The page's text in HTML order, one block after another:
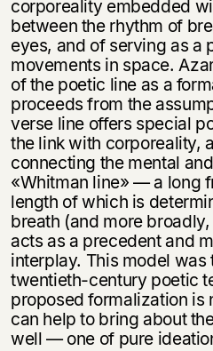
corporeality embedded
between the rhythm of
eyes, and of serving as a
movements in space.
of the poetic line as a
proceeds from the
verse line offers special
the link with corporeality,
connecting the mental
«Whitman line» — a long
length of which is
breath (and more
acts as a precedent and
interplay. This model was
twentieth-century poetic
proposed formalization is
can help to bring about
well — one of pure